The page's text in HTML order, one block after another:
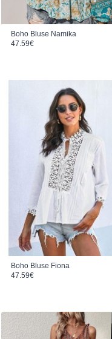
Boho Bluse Namika
47.59€
Boho Bluse Fiona
47.59€